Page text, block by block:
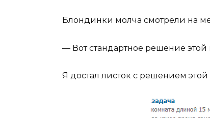
Блондинки молча смотрели на
— Вот стандартное решение этой
Я достал листок с решением